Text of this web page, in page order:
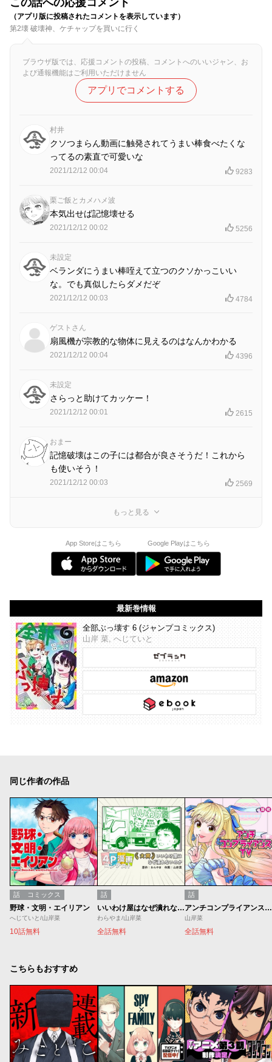
この話への応援コメント
（アプリ版に投稿されたコメントを表示しています）
第2壊 破壊神、ケチャップを買いに行く
ブラウザ版では、応援コメントの投稿、コメントへのいいジャン、お
よび通報機能はご利用いただけません
アプリでコメントする
村井
クソつまらん動画に触発されてうまい棒食べたくな
ってるの素直で可愛いな
2021/12/12 00:04 9283
栗ご飯とカメハメ波
本気出せば記憶壊せる
2021/12/12 00:02 5256
未設定
ベランダにうまい棒咥えて立つのクソかっこいい
な。でも真似したらダメだぞ
2021/12/12 00:03 4784
ゲストさん
扇風機が宗教的な物体に見えるのはなんかわかる
2021/12/12 00:04 4396
未設定
さらっと助けてカッケー！
2021/12/12 00:01 2615
おまー
記憶破壊はこの子には都合が良さそうだ！これから
も使いそう！
2021/12/12 00:03 2569
もっと見る
App Storeはこちら Google Playはこちら
最新巻情報
全部ぶっ壊す 6 (ジャンプコミックス)
山岸 菜, へじていと
同じ作者の作品
話 コミックス
野球・文明・エイリアン
へじていと/山岸菜
10話無料
話
いいわけ屋はなぜ潰れないのか／World Maker 4P漫画コンテスト
わらやま/山岸菜
全話無料
話
アンチコンプライアンスTV
山岸菜
全話無料
こちらもおすすめ